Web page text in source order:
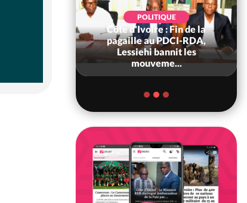
POLITIQUE
Côte d'Ivoire : Fin de la
pagaille au PDCI-RDA,
Lessiehi bannit les
mouveme...